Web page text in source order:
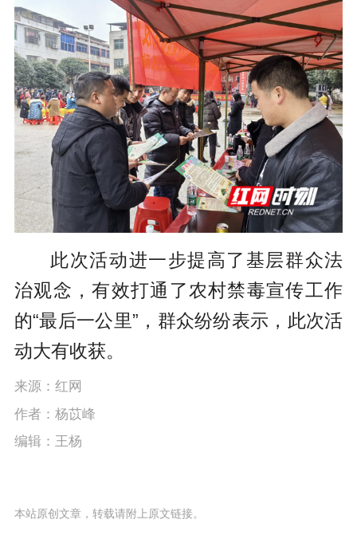
此次活动进一步提高了基层群众法
治观念，有效打通了农村禁毒宣传工作
的“最后一公里”，群众纷纷表示，此次活
动大有收获。
来源：红网
作者：杨苡峰
编辑：王杨
本站原创文章，转载请附上原文链接。